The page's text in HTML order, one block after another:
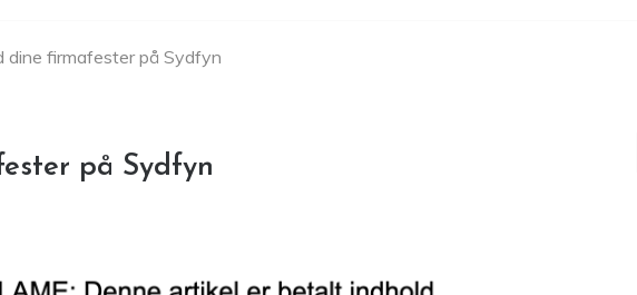
dine firmafester på Sydfyn
på Sydfyn